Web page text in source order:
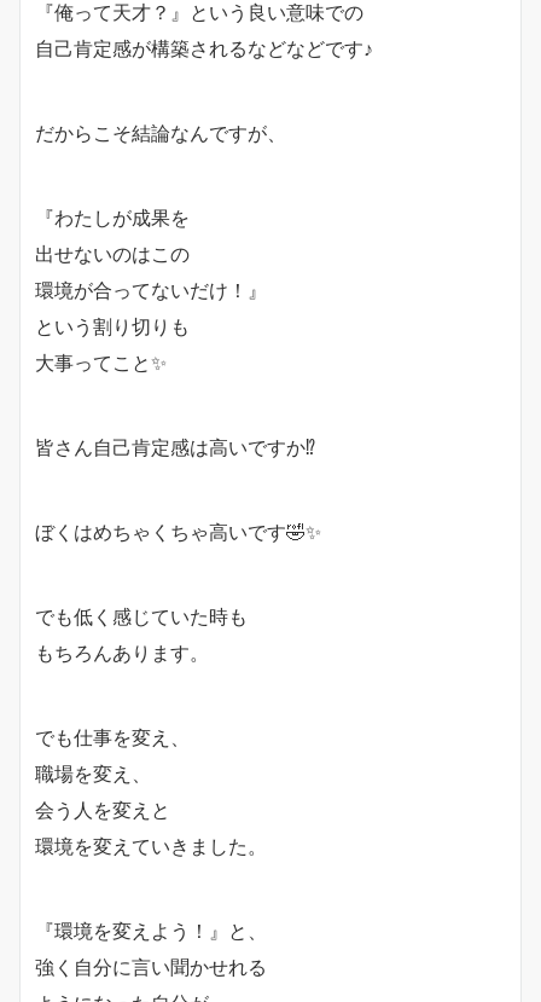
『俺って天才？』という良い意味での
自己肯定感が構築されるなどなどです♪
だからこそ結論なんですが、
『わたしが成果を
出せないのはこの
環境が合ってないだけ！』
という割り切りも
大事ってこと✨
皆さん自己肯定感は高いですか⁉️
ぼくはめちゃくちゃ高いです🤣✨
でも低く感じていた時も
もちろんあります。
でも仕事を変え、
職場を変え、
会う人を変えと
環境を変えていきました。
『環境を変えよう！』と、
強く自分に言い聞かせれる